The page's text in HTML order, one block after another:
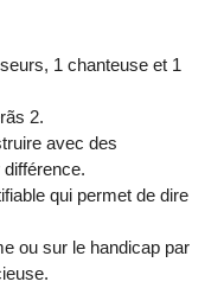
1 chanteuse et 1
2.
avec des
qui permet de dire
ou sur le handicap par